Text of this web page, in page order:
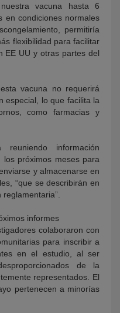
vacuna hasta 6
en condiciones normales
permitiría
flexibilidad para facilitar
EE UU y otras partes del
vacuna no requerirá
especial, lo que facilita la
como farmacias y
información
próximos meses para
y almacenarse en
“que se describirán en
informes
colaboraron con
para inscribir a
en el estudio, al ser
de la
representados. El
pertenecen a minorías